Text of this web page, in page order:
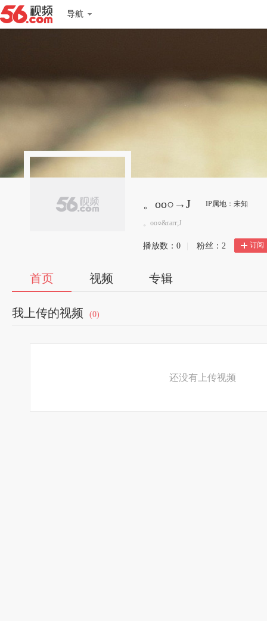
导航
。oо○→J IP属地：未知
。oо○&rarr;J
播放数： 0 粉丝： 2 订阅
首页 视频 专辑
我上传的视频 (0)
还没有上传视频